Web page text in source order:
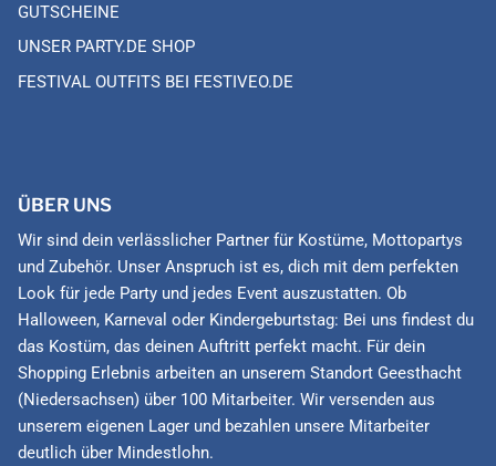
GUTSCHEINE
UNSER PARTY.DE SHOP
FESTIVAL OUTFITS BEI FESTIVEO.DE
ÜBER UNS
Wir sind dein verlässlicher Partner für Kostüme, Mottopartys
und Zubehör. Unser Anspruch ist es, dich mit dem perfekten
Look für jede Party und jedes Event auszustatten. Ob
Halloween, Karneval oder Kindergeburtstag: Bei uns findest du
das Kostüm, das deinen Auftritt perfekt macht. Für dein
Shopping Erlebnis arbeiten an unserem Standort Geesthacht
(Niedersachsen) über 100 Mitarbeiter. Wir versenden aus
unserem eigenen Lager und bezahlen unsere Mitarbeiter
deutlich über Mindestlohn.